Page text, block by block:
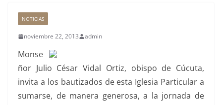
NOTICIAS
noviembre 22, 2013 admin
Monse
ñor Julio César Vidal Ortiz, obispo de Cúcuta,
invita a los bautizados de esta Iglesia Particular a
sumarse, de manera generosa, a la jornada de